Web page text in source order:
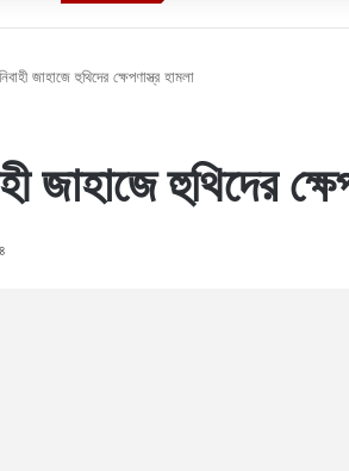
জাহাজে হুথিদের ক্ষেপণাস্ত্র হামলা
জাহাজে হুথিদের